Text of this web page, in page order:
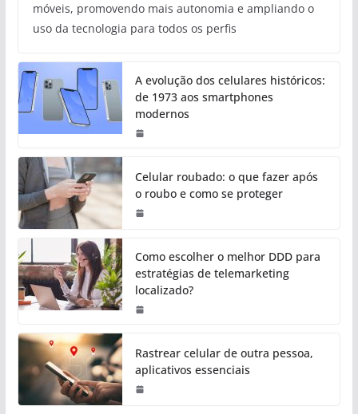
móveis, promovendo mais autonomia e ampliando o
uso da tecnologia para todos os perfis
A evolução dos celulares históricos:
de 1973 aos smartphones
modernos
Celular roubado: o que fazer após
o roubo e como se proteger
Como escolher o melhor DDD para
estratégias de telemarketing
localizado?
Rastrear celular de outra pessoa,
aplicativos essenciais